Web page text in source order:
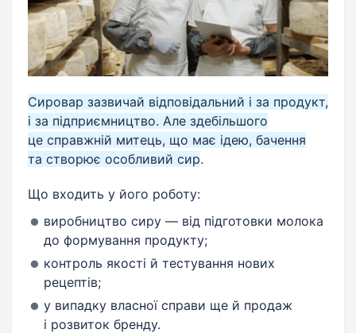
Сировар зазвичай відповідальний і за продукт,
і за підприємництво. Але здебільшого
це справжній митець, що має ідею, бачення
та створює особливий сир.
Що входить у його роботу:
виробництво сиру — від підготовки молока
до формування продукту;
контроль якості й тестування нових
рецептів;
у випадку власної справи ще й продаж
і розвиток бренду.